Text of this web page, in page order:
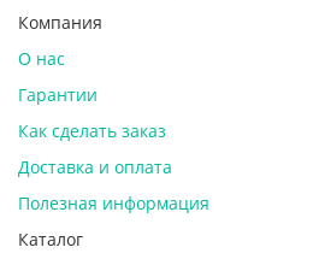
Компания
О нас
Гарантии
Как сделать заказ
Доставка и оплата
Полезная информация
Каталог